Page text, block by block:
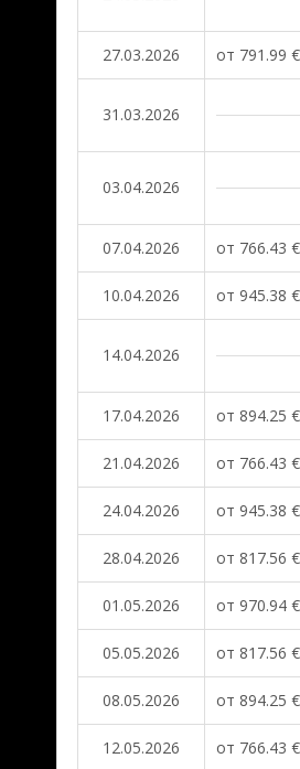
27.03.2026 от 791.99 €
31.03.2026
03.04.2026
07.04.2026 от 766.43 €
10.04.2026 от 945.38 €
14.04.2026
17.04.2026 от 894.25 €
21.04.2026 от 766.43 €
24.04.2026 от 945.38 €
28.04.2026 от 817.56 €
01.05.2026 от 970.94 €
05.05.2026 от 817.56 €
08.05.2026 от 894.25 €
12.05.2026 от 766.43 €